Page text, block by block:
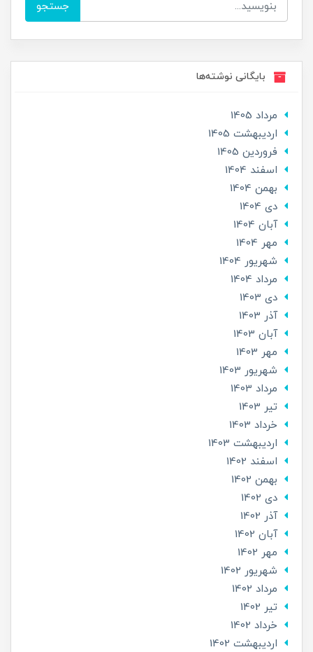
جستجو
بایگانی نوشته‌ها
مرداد 1405
ارديبهشت 1405
فروردین 1405
اسفند 1404
بهمن 1404
دی 1404
آبان 1404
مهر 1404
شهریور 1404
مرداد 1404
دی 1403
آذر 1403
آبان 1403
مهر 1403
شهریور 1403
مرداد 1403
تير 1403
خرداد 1403
ارديبهشت 1403
اسفند 1402
بهمن 1402
دی 1402
آذر 1402
آبان 1402
مهر 1402
شهریور 1402
مرداد 1402
تير 1402
خرداد 1402
ارديبهشت 1402